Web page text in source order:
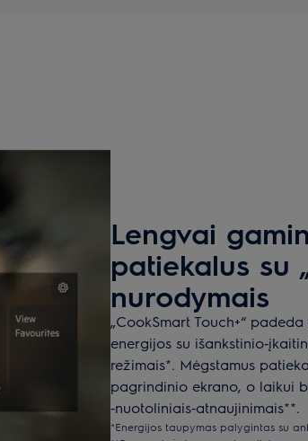
Lengvai
patiekalus su
nurodymais
„CookSmart Touch+“
energijos su
režimais*. Mėgstamus
pagrindinio ekrano, o laikui
‑nuotoliniais‑atnaujinimais**.
*Energijos taupymas palygintas su